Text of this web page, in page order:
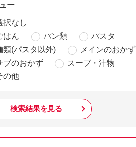
ー
択なし
はん
パン類
パスタ
類(パスタ以外)
メインのおかず
ブのおかず
スープ・汁物
の他
検索結果を見る